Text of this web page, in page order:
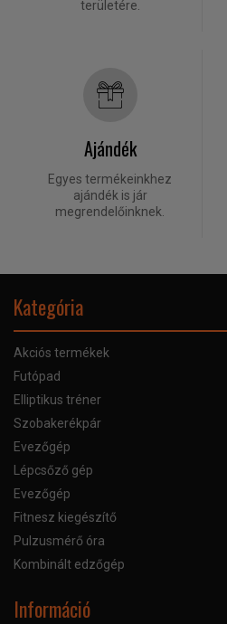
területére.
Ajándék
Egyes termékeinkhez
ajándék is jár
megrendelőinknek.
Kategória
Akciós termékek
Futópad
Elliptikus tréner
Szobakerékpár
Evezőgép
Lépcsőző gép
Evezőgép
Fitnesz kiegészítő
Pulzusmérő óra
Kombinált edzőgép
Információ